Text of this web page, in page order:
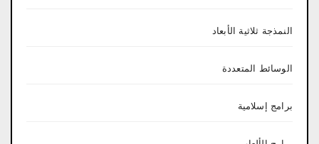
النمذجة ثلاثية الأبعاد
الوسائط المتعددة
برامج إسلامية